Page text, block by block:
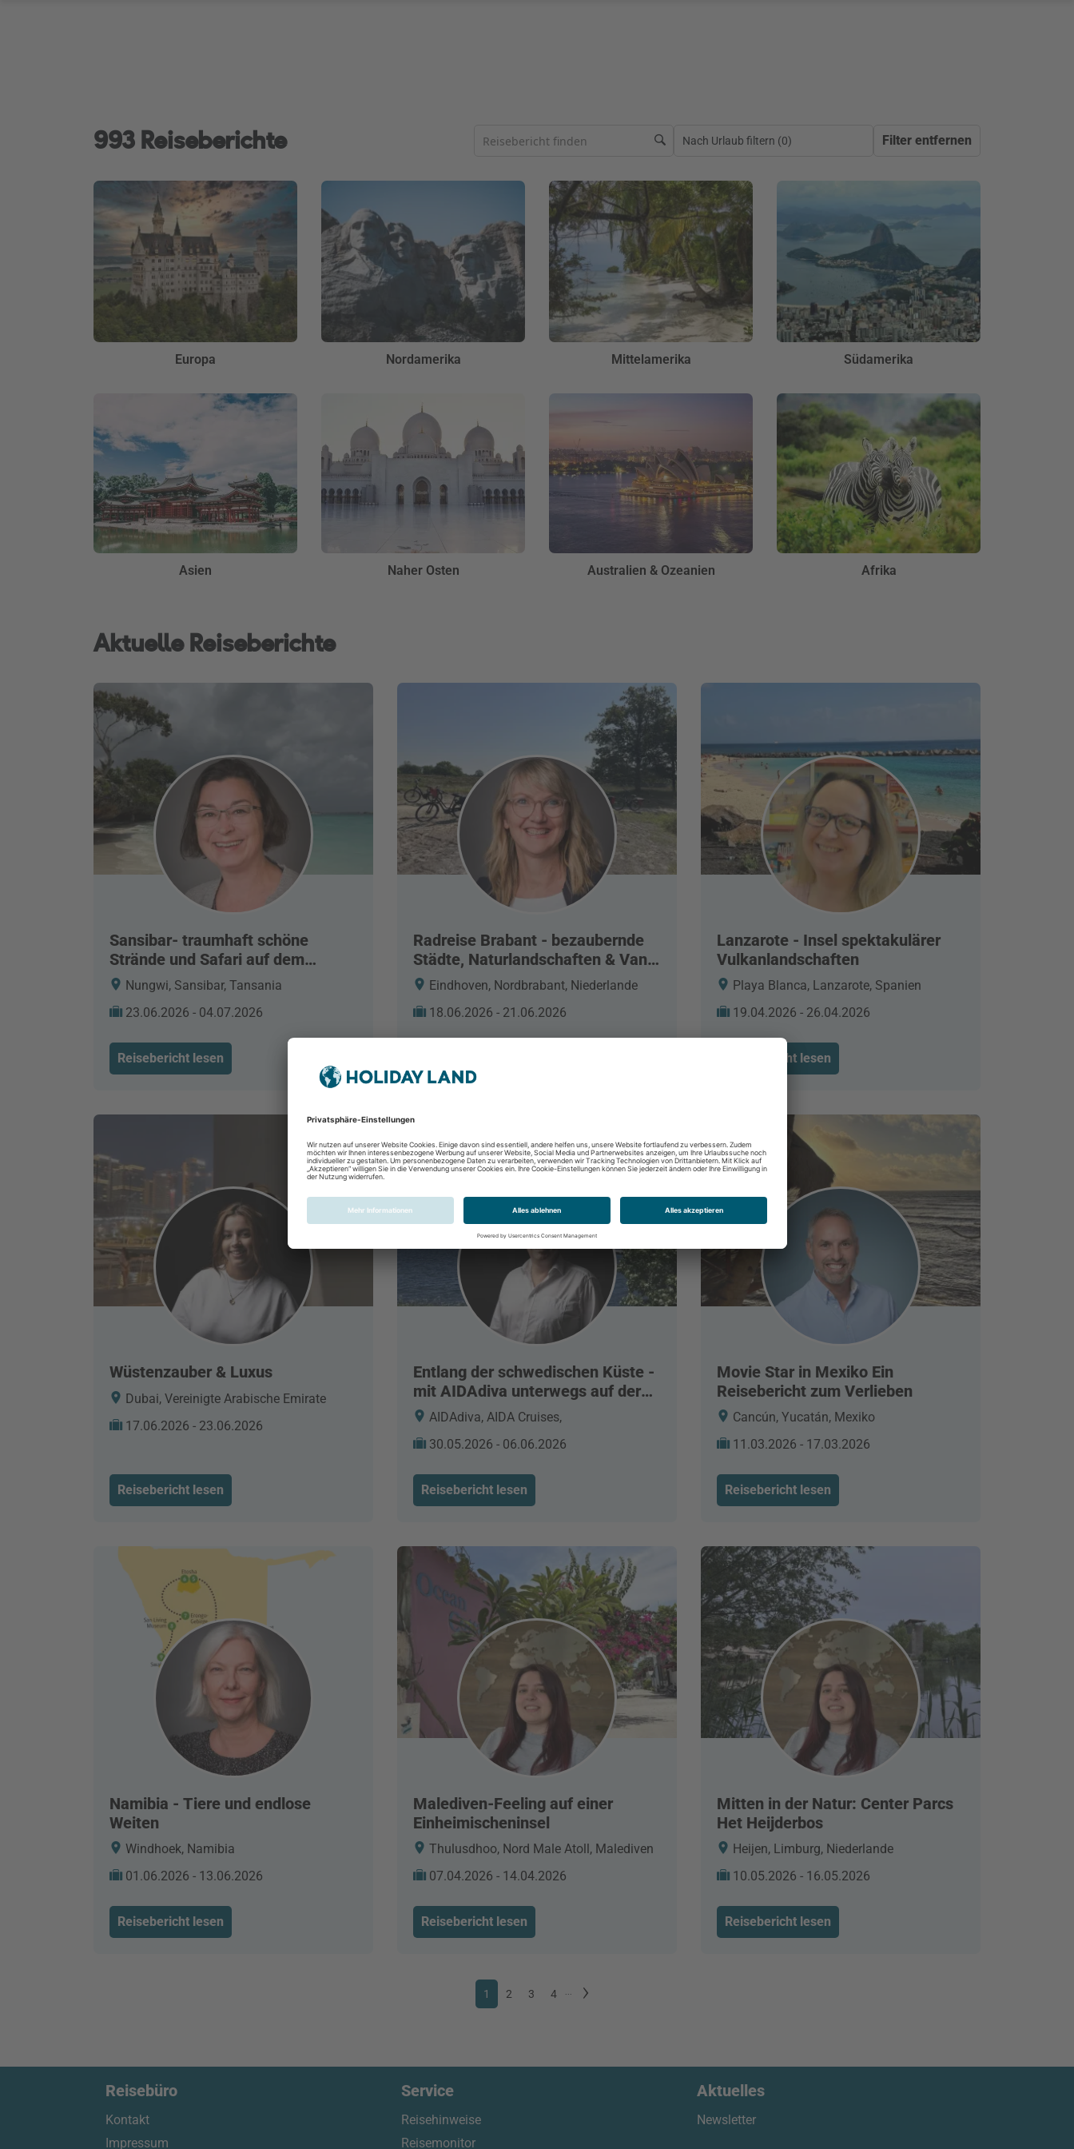
993 Reiseberichte Nach Urlaub filtern (0) Filter entfernen
Europa Nordamerika Mittelamerika Südamerika
Asien Naher Osten Australien & Ozeanien Afrika
Aktuelle Reiseberichte
Sansibar- traumhaft schöne
Strände und Safari auf dem
Festland
Nungwi, Sansibar, Tansania
23.06.2026 - 04.07.2026
Reisebericht lesen
Radreise Brabant - bezaubernde
Städte, Naturlandschaften & Van
GoghEindhoven, Nordbrabant, Niederlande
18.06.2026 - 21.06.2026
Lanzarote - Insel spektakulärer
Vulkanlandschaften
Playa Blanca, Lanzarote, Spanien
19.04.2026 - 26.04.2026
Reisebericht lesen
Wüstenzauber & Luxus
Dubai, Vereinigte Arabische Emirate
17.06.2026 - 23.06.2026
Reisebericht lesen
Entlang der schwedischen Küste -
mit AIDAdiva unterwegs auf der
Ostsee
AIDAdiva, AIDA Cruises,
30.05.2026 - 06.06.2026
Reisebericht lesen
Movie Star in Mexiko Ein
Reisebericht zum Verlieben
Cancún, Yucatán, Mexiko
11.03.2026 - 17.03.2026
Reisebericht lesen
Namibia - Tiere und endlose
Weiten
Windhoek, Namibia
01.06.2026 - 13.06.2026
Reisebericht lesen
Malediven-Feeling auf einer
Einheimischeninsel
Thulusdhoo, Nord Male Atoll, Malediven
07.04.2026 - 14.04.2026
Reisebericht lesen
Mitten in der Natur: Center Parcs
Het Heijderbos
Heijen, Limburg, Niederlande
10.05.2026 - 16.05.2026
Reisebericht lesen
1 2 3 4 ...
Reisebüro
Kontakt
Impressum
Service
Reisehinweise
Reisemonitor
Aktuelles
Newsletter